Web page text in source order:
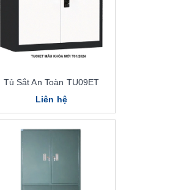
Tủ Sắt An Toàn TU09ET
Liên hệ